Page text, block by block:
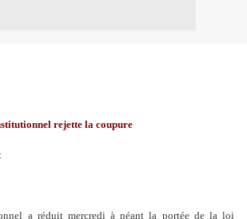
rejette la coupure
a réduit mercredi à néant la portée de la loi